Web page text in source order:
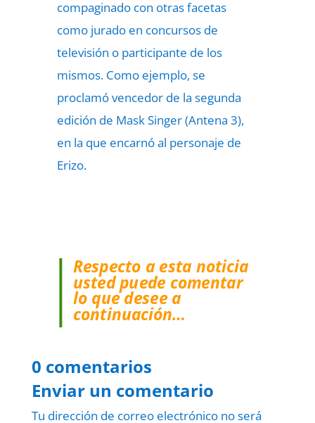
compaginado con otras facetas
como jurado en concursos de
televisión o participante de los
mismos. Como ejemplo, se
proclamó vencedor de la segunda
edición de Mask Singer (Antena 3),
en la que encarnó al personaje de
Erizo.
Respecto a esta noticia
usted puede comentar
lo que desee a
continuación…
0 comentarios
Enviar un comentario
Tu dirección de correo electrónico no será